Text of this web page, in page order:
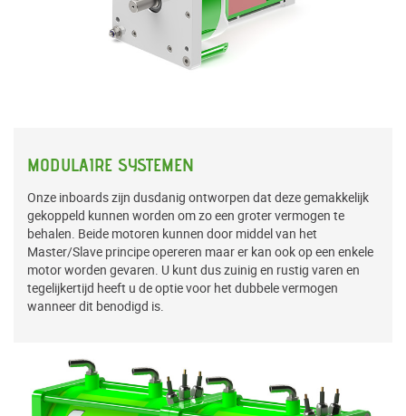
MODULAIRE SYSTEMEN
Onze inboards zijn dusdanig ontworpen dat deze gemakkelijk
gekoppeld kunnen worden om zo een groter vermogen te
behalen. Beide motoren kunnen door middel van het
Master/Slave principe opereren maar er kan ook op een enkele
motor worden gevaren. U kunt dus zuinig en rustig varen en
tegelijkertijd heeft u de optie voor het dubbele vermogen
wanneer dit benodigd is.